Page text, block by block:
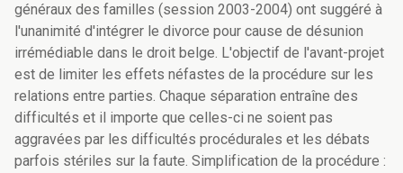
généraux des familles (session 2003-2004) ont suggéré à
l'unanimité d'intégrer le divorce pour cause de désunion
irrémédiable dans le droit belge. L'objectif de l'avant-projet
est de limiter les effets néfastes de la procédure sur les
relations entre parties. Chaque séparation entraîne des
difficultés et il importe que celles-ci ne soient pas
aggravées par les difficultés procédurales et les débats
parfois stériles sur la faute. Simplification de la procédure :